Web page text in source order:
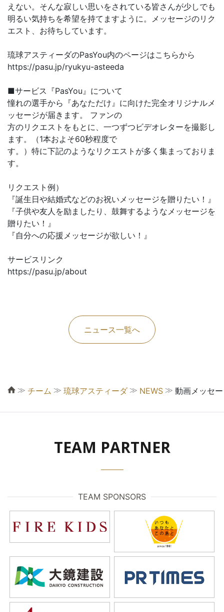
えない。そんな寂しい思いをされている皆さんが少しでも
明るい気持ちを希望を持てますように。メッセージのリク
エスト、お待ちしています。
琉球アスティーダのPasYou内のページはこちらから
https://pasu.jp/ryukyu-asteeda
■サービス『PasYou』について
憧れの選手から『あなただけ』に向けた完全オリジナルメ
ッセージが届きます。 ファンの
方のリクエストをもとに、一つずつビデオレターを撮影し
ます。（1本およそ60秒程度で
す。）特に下記のようなリクエストが多く集まっておりま
す。
リクエスト例）
『誕生日や結婚式などのお祝いメッセージを贈りたい！』
『子供や友人を励ましたり、鼓舞するようなメッセージを
贈りたい！』
『自分への応援メッセージが欲しい！』
サービスリンク
https://pasu.jp/about
ニュース一覧へ
≫ チーム ≫ 琉球アスティーダ ≫ NEWS ≫ 動画メッセ
TEAM PARTNER
TEAM SPONSORS